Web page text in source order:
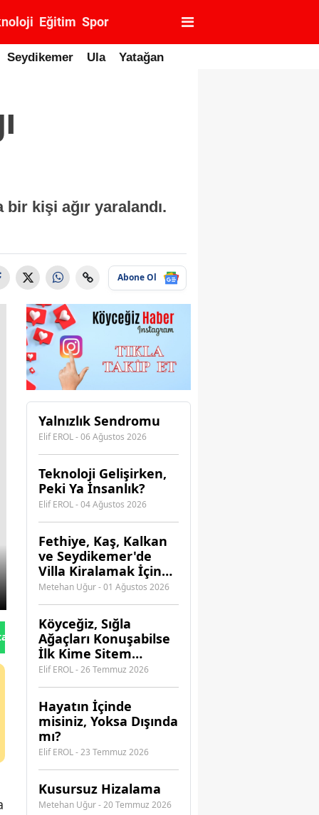
Eğitim Spor
Seydikemer Ula Yatağan
kişi ağır yaralandı.
Abone Ol
Gönder
Yalnızlık Sendromu
Elif EROL - 06 Ağustos 2026
Teknoloji Gelişirken,
Peki Ya İnsanlık?
Elif EROL - 04 Ağustos 2026
Fethiye, Kaş, Kalkan
ve Seydikemer'de
Villa Kiralamak İçin
Hangi Acenteye
Güvenebilirsiniz?
Metehan Uğur - 01 Ağustos 2026
Köyceğiz, Sığla
Ağaçları Konuşabilse
İlk Kime Sitem
Ederdi?
Elif EROL - 26 Temmuz 2026
Hayatın İçinde
misiniz, Yoksa Dışında
mı?
Elif EROL - 23 Temmuz 2026
Kusursuz Hizalama
Metehan Uğur - 20 Temmuz 2026